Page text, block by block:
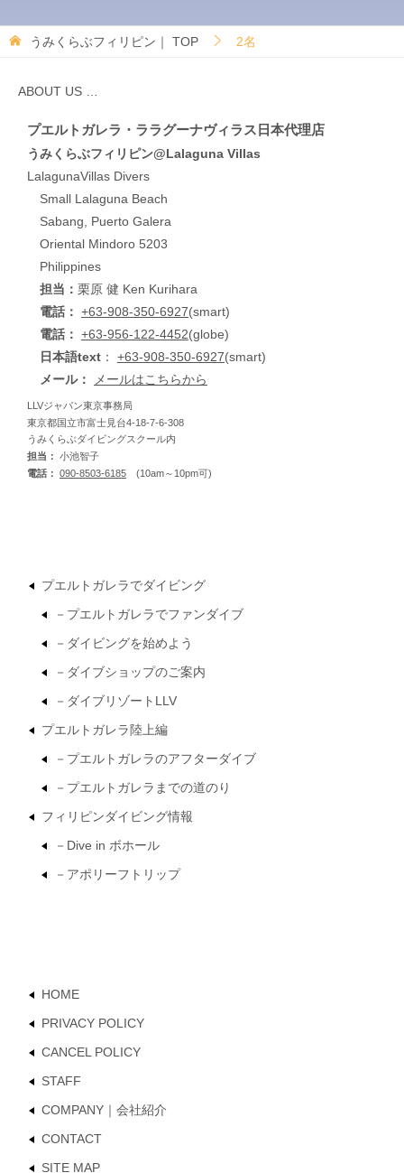
うみくらぶフィリピン｜ TOP 2名
ABOUT US …
プエルトガレラ・ララグーナヴィラス日本代理店
うみくらぶフィリピン@Lalaguna Villas
LalagunaVillas Divers
Small Lalaguna Beach
Sabang, Puerto Galera
Oriental Mindoro 5203
Philippines
担当： 栗原 健 Ken Kurihara
電話： +63-908-350-6927(smart)
電話： +63-956-122-4452(globe)
日本語text ： +63-908-350-6927(smart)
メール：
メールはこちらから
LLVジャパン東京事務局
東京都国立市富士見台4-18-7-6-308
うみくらぶダイビングスクール内
担当： 小池智子
電話： 090-8503-6185 (10am～10pm可)
プエルトガレラでダイビング
－プエルトガレラでファンダイブ
－ダイビングを始めよう
－ダイブショップのご案内
－ダイブリゾートLLV
プエルトガレラ陸上編
－プエルトガレラのアフターダイブ
－プエルトガレラまでの道のり
フィリピンダイビング情報
－Dive in ボホール
－アポリーフトリップ
HOME
PRIVACY POLICY
CANCEL POLICY
STAFF
COMPANY｜会社紹介
CONTACT
SITE MAP